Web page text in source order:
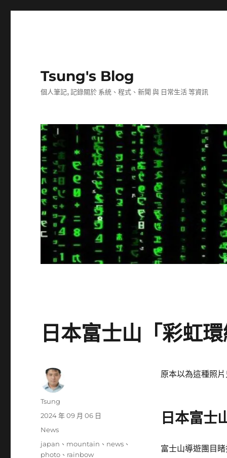
Tsung's Blog
個人筆記, 記錄關於 系統、程式、新聞 與 日常生活 等資訊
日本富士山「彩虹
原本以為這種照
日本富士
富士山導遊團目
作
Tsung
發
期:
2024 年 09 月 06 日
分
類
News
標
籤
japan 、 mountain 、 news 、
photo 、 rainbow